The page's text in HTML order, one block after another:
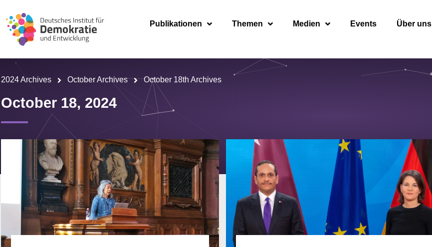
Publikationen Themen Medien Events Über uns
2024 Archives October Archives October 18th Archives
October 18, 2024